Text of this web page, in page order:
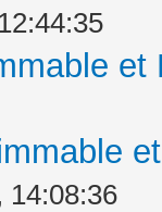
14:08:36